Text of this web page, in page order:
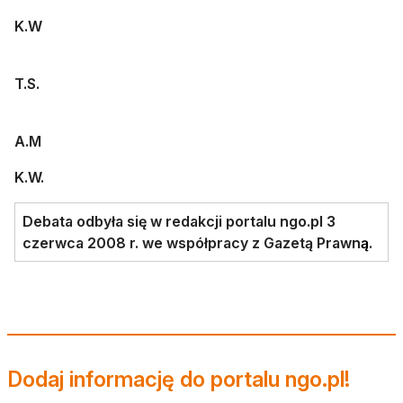
K.W
T.S.
A.M
K.W.
Debata odbyła się w redakcji portalu ngo.pl 3
czerwca 2008 r. we współpracy z Gazetą Prawną.
Dodaj informację do portalu ngo.pl!